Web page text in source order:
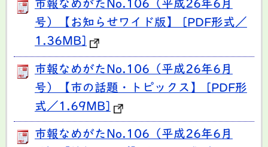
市報なめがたNo.106（平成26年6月
号）【お知らせワイド版】 [PDF形式／
1.36MB]
市報なめがたNo.106（平成26年6月
号）【市の話題・トピックス】 [PDF形
式／1.69MB]
市報なめがたNo.106（平成26年6月